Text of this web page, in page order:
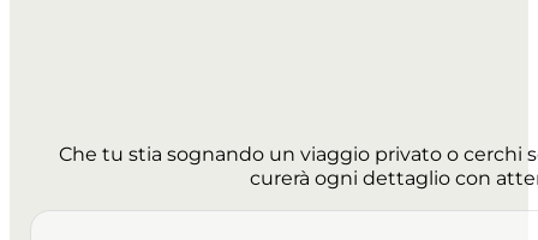
Che tu stia sognando un viaggio privato o cerchi
curerà ogni dettaglio con